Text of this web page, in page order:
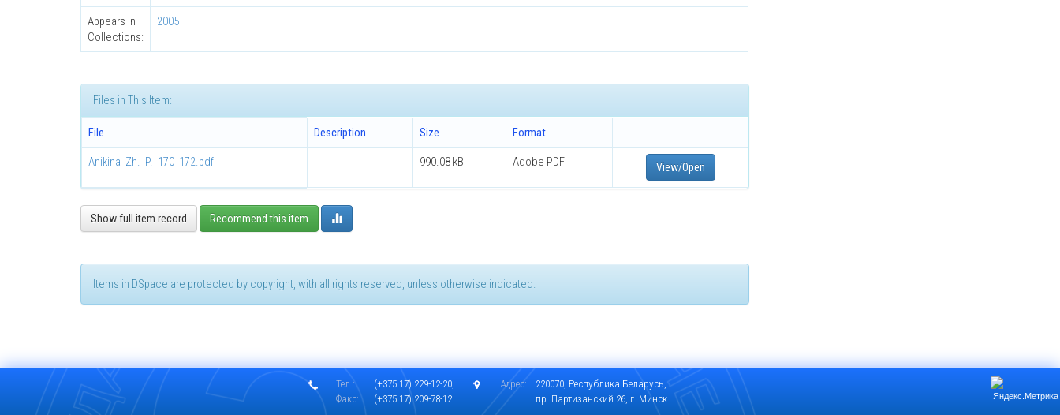
Appears in
Collections:
2005
Files in This Item:
File Description Size Format
Anikina_Zh._P._170_172.pdf 990.08 kB Adobe PDF View/Open
Show full item record Recommend this item
Items in DSpace are protected by copyright, with all rights reserved, unless otherwise indicated.
Тел.:
(+375 17) 229-12-20,
Факс:
(+375 17) 209-78-12
Адрес:
220070, Республика Беларусь,
пр. Партизанский 26, г. Минск